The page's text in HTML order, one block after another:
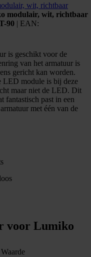
wit, richtbaar
modulair, wit, richtbaar
90 | EAN:
is geschikt voor de
van het armatuur is
gericht kan worden.
LED module is bij deze
maar niet de LED. Dit
fantastisch past in een
met één van de
voor Lumiko
Waarde